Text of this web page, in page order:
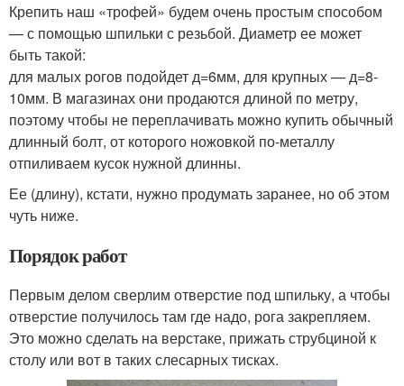
Крепить наш «трофей» будем очень простым способом
— с помощью шпильки с резьбой. Диаметр ее может
быть такой:
для малых рогов подойдет д=6мм, для крупных — д=8-
10мм. В магазинах они продаются длиной по метру,
поэтому чтобы не переплачивать можно купить обычный
длинный болт, от которого ножовкой по-металлу
отпиливаем кусок нужной длинны.
Ее (длину), кстати, нужно продумать заранее, но об этом
чуть ниже.
Порядок работ
Первым делом сверлим отверстие под шпильку, а чтобы
отверстие получилось там где надо, рога закрепляем.
Это можно сделать на верстаке, прижать струбциной к
столу или вот в таких слесарных тисках.